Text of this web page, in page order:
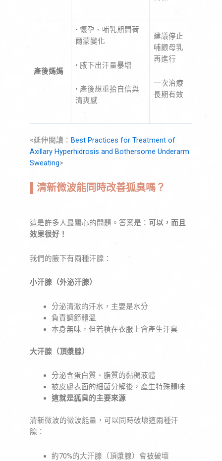
產後媽媽
• 懷孕、哺乳期間荷
爾蒙變化
• 腋下出汗量暴增
• 產後想重拾自信與
清爽感
建議停止
哺餵母乳
再進行
一次治療
長期有效
<延伸閱讀： Best Practices for Treatment of
Axillary Hyperhidrosis and Bothersome Underarm
Sweating>
清新微波能同時改善狐臭嗎？
這是許多人最關心的問題。答案是： 可以，而且
效果很好！
我們的腋下有兩種汗腺：
小汗腺（外泌汗腺）
分泌清澈的汗水，主要是水分
負責調節體溫
本身無味，但若積在衣服上會產生汗臭
大汗腺（頂漿腺）
分泌含蛋白質、脂質的黏稠液體
被皮膚表面的細菌分解後，產生特殊體味
這就是狐臭的主要來源
清新微波的微波能量，可以同時破壞這兩種汗
腺：
約70%的大汗腺（頂漿腺）會被破壞